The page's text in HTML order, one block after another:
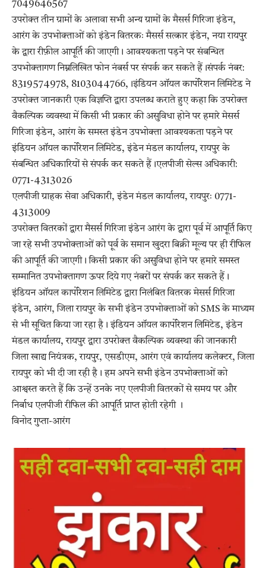
7049646567
उपरोक्त तीन ग्रामों के अलावा सभी अन्य ग्रामों के मैसर्स गिरिजा इंडेन,
आरंग के उपभोक्ताओं को इंडेन वितरकः मैसर्स सत्कार इंडेन, नया रायपुर
के द्वारा रीफ़ील आपूर्ति की जाएगी। आवश्यकता पड़ने पर संबन्धित
उपभोक्तागण निम्नलिखित फोन नंबर्स पर संपर्क कर सकते हैं।संपर्क नंबर:
8319574978, 8103044766,।इंडियन ऑयल कार्पोरेशन लिमिटेड ने
उपरोक्त जानकारी एक विज्ञप्ति द्वारा उपलब्ध कराते हुए कहा कि उपरोक्त
वैकल्पिक व्यवस्था में किसी भी प्रकार की असुविधा होने पर हमारे मेसर्स
गिरिजा इंडेन, आरंग के समस्त इंडेन उपभोक्ता आवश्यकता पड़ने पर
इंडियन ऑयल कार्पोरेशन लिमिटेड, इंडेन मंडल कार्यालय, रायपुर के
संबन्धित अधिकारियों से संपर्क कर सकते हैं।एलपीजी सेल्स अधिकारी:
0771-4313026
एलपीजी ग्राहक सेवा अधिकारी, इंडेन मंडल कार्यालय, रायपुरः 0771-
4313009
उपरोक्त वितरकों द्वारा मैसर्स गिरिजा इंडेन आरंग के द्वारा पूर्व में आपूर्ति किए
जा रहे सभी उपभोक्ताओं को पूर्व के समान खुदरा बिक्री मूल्य पर ही रीफिल
की आपूर्ति की जाएगी। किसी प्रकार की असुविधा होने पर हमारे समस्त
सम्मानित उपभोक्तागण ऊपर दिये गए नंबरों पर संपर्क कर सकते हैं।
इंडियन ऑयल कार्पोरेशन लिमिटेड द्वारा निलंबित वितरक मेसर्स गिरिजा
इंडेन, आरंग, जिला रायपुर के सभी इंडेन उपभोक्ताओं को SMS के माध्यम
से भी सूचित किया जा रहा है। इंडियन ऑयल कार्पोरेशन लिमिटेड, इंडेन
मंडल कार्यालय, रायपुर द्वारा उपरोक्त वैकल्पिक व्यवस्था की जानकारी
जिला खाद्य नियंत्रक, रायपुर, एसडीएम, आरंग एवं कार्यालय कलेक्टर, जिला
रायपुर को भी दी जा रही है। हम अपने सभी इंडेन उपभोक्ताओं को
आश्वस्त करते हैं कि उन्हें उनके नए एलपीजी वितरकों से समय पर और
निर्बाध एलपीजी रीफिल की आपूर्ति प्राप्त होती रहेगी ।
विनोद गुप्ता-आरंग